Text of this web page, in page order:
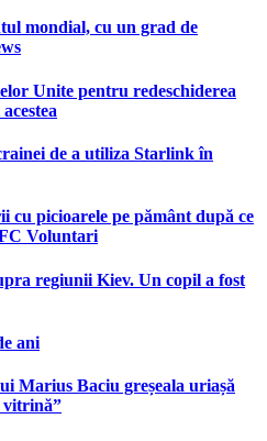
mondial, cu un grad de
Unite pentru redeschiderea
de a utiliza Starlink în
cu picioarele pe pământ după ce
Voluntari
regiunii Kiev. Un copil a fost
ani
Marius Baciu greșeala uriașă
vitrină”